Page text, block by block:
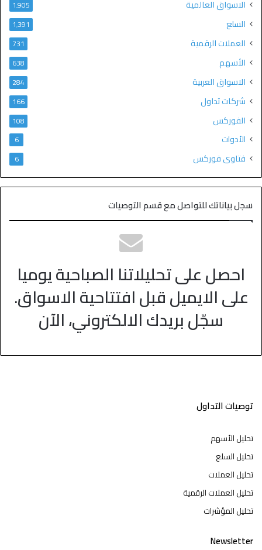
الاسواق العالمية 1٬905
السلع 1٬391
العملات الرقمية 731
الأسهم 638
الاسواق العربية 284
شركات تداول 166
الفوركس 108
الأدوات 6
فتاوى فوركس 6
سجل بياناتك للتواصل مع قسم التوصيات
احصل على تحليلاتنا الصباحية يوميا
على الايميل قبل افتتاحية الاسواق.
سجّل بريدك الالكتروني، الآن
توصيات التداول
تحليل الأسهم
تحليل السلع
تحليل العملات
تحليل العملات الرقمية
تحليل المؤشرات
Newsletter